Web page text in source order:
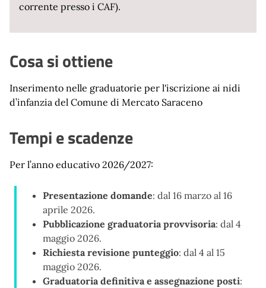
corrente presso i CAF).
Cosa si ottiene
Inserimento nelle graduatorie per l'iscrizione ai nidi
d’infanzia del Comune di Mercato Saraceno
Tempi e scadenze
Per l’anno educativo 2026/2027:
Presentazione domande: dal 16 marzo al 16
aprile 2026.
Pubblicazione graduatoria provvisoria: dal 4
maggio 2026.
Richiesta revisione punteggio: dal 4 al 15
maggio 2026.
Graduatoria definitiva e assegnazione posti: